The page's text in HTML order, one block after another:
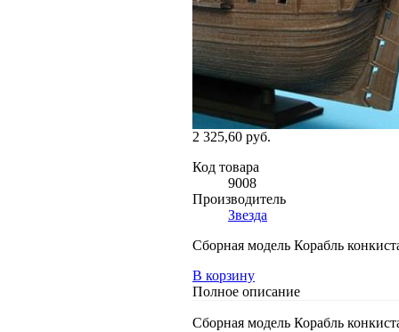
2 325,60 руб.
Код товара
9008
Производитель
Звезда
Сборная модель Корабль
В корзину
Полное описание
Сборная модель Корабль